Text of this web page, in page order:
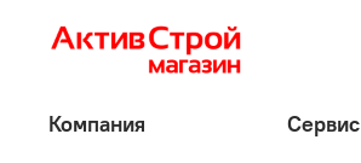
Компания Сервис